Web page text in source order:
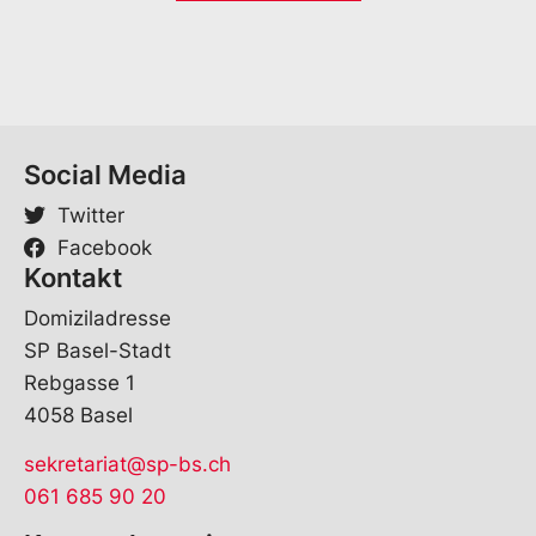
Social Media
Twitter
Facebook
Kontakt
Domiziladresse
SP Basel-Stadt
Rebgasse 1
4058 Basel
sekretariat@sp-bs.ch
061 685 90 20